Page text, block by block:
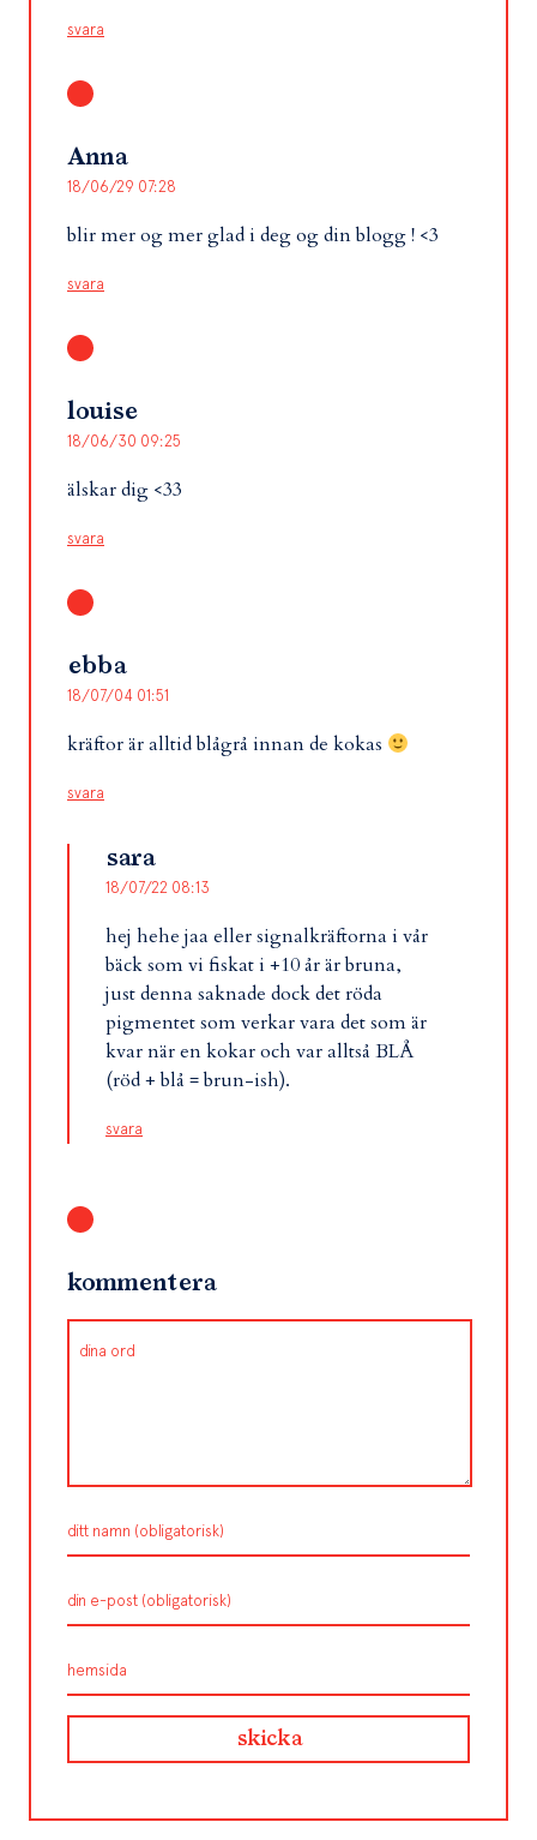
svara
Anna
18/06/29 07:28
blir mer og mer glad i deg og din blogg ! <3
svara
louise
18/06/30 09:25
älskar dig <33
svara
ebba
18/07/04 01:51
kräftor är alltid blågrå innan de kokas
svara
sara
18/07/22 08:13
hej hehe jaa eller signalkräftorna i vår
bäck som vi fiskat i +10 år är bruna,
just denna saknade dock det röda
pigmentet som verkar vara det som är
kvar när en kokar och var alltså BLÅ
(röd + blå = brun-ish).
svara
kommentera